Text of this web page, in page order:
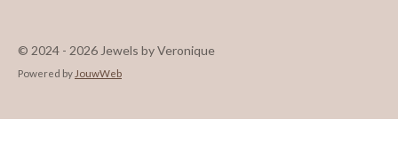
© 2024 - 2026 Jewels by Veronique
Powered by JouwWeb